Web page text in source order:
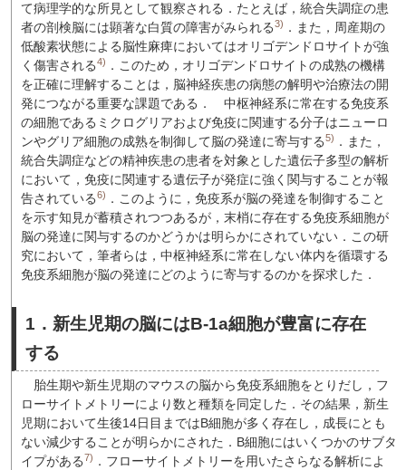
て病理学的な所見として観察される．たとえば，統合失調症の患
者の剖検脳には顕著な白質の障害がみられる3) ．また，周産期の
低酸素状態による脳性麻痺においてはオリゴデンドロサイトが強
く傷害される4) ．このため，オリゴデンドロサイトの成熟の機構
を正確に理解することは，脳神経疾患の病態の解明や治療法の開
発につながる重要な課題である．
中枢神経系に常在する免疫系
の細胞であるミクログリアおよび免疫に関連する分子はニューロ
ンやグリア細胞の成熟を制御して脳の発達に寄与する5) ．また，
統合失調症などの精神疾患の患者を対象とした遺伝子多型の解析
において，免疫に関連する遺伝子が発症に強く関与することが報
告されている6) ．このように，免疫系が脳の発達を制御すること
を示す知見が蓄積されつつあるが，末梢に存在する免疫系細胞が
脳の発達に関与するのかどうかは明らかにされていない．この研
究において，筆者らは，中枢神経系に常在しない体内を循環する
免疫系細胞が脳の発達にどのように寄与するのかを探求した．
1．新生児期の脳にはB-1a細胞が豊富に存在
する
胎生期や新生児期のマウスの脳から免疫系細胞をとりだし，フ
ローサイトメトリーにより数と種類を同定した．その結果，新生
児期において生後14日目まではB細胞が多く存在し，成長にとも
ない減少することが明らかにされた．B細胞にはいくつかのサブタ
イプがある7) ．フローサイトメトリーを用いたさらなる解析によ